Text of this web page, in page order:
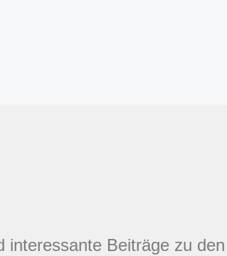
interessante Beiträge zu den